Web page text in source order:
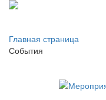
Главная страница
События